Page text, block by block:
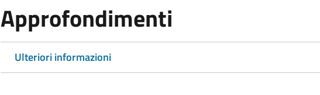
Approfondimenti
Ulteriori informazioni